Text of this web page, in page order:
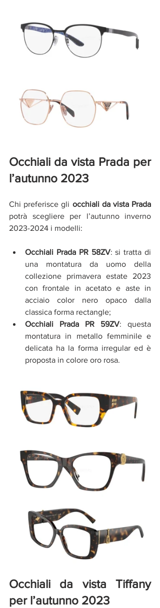
Occhiali da vista Prada per
l’autunno 2023
Chi preferisce gli occhiali da vista Prada
potrà scegliere per l’autunno inverno
2023-2024 i modelli:
Occhiali Prada PR 58ZV: si tratta di
una montatura da uomo della
collezione primavera estate 2023
con frontale in acetato e aste in
acciaio color nero opaco dalla
classica forma rectangle;
Occhiali Prada PR 59ZV: questa
montatura in metallo femminile e
delicata ha la forma irregular ed è
proposta in colore oro rosa.
Occhiali da vista Tiffany
per l’autunno 2023